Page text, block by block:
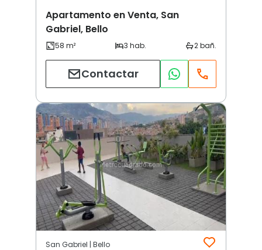
Apartamento en Venta, San
Gabriel, Bello
Contactar
San Gabriel | Bello